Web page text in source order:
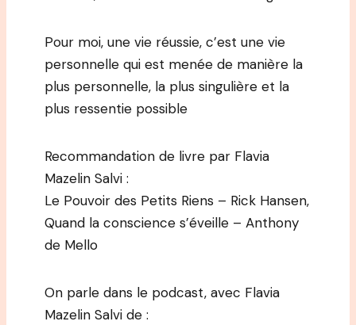
Pour moi, une vie réussie, c’est une vie
personnelle qui est menée de manière la
plus personnelle, la plus singulière et la
plus ressentie possible
Recommandation de livre par Flavia
Mazelin Salvi :
Le Pouvoir des Petits Riens – Rick Hansen,
Quand la conscience s’éveille – Anthony
de Mello
On parle dans le podcast, avec Flavia
Mazelin Salvi de :